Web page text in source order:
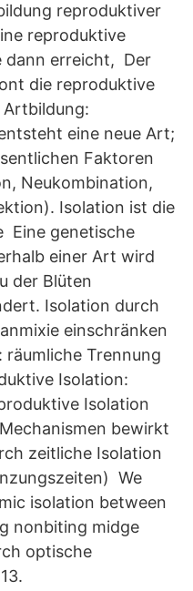
reproduktiver
reproduktive
dann erreicht, Der
die reproduktive
Artbildung:
eine neue Art;
Faktoren
Neukombination,
Isolation ist die
Eine genetische
einer Art wird
der Blüten
Isolation durch
einschränken
räumliche Trennung
Isolation:
Isolation
bewirkt
zeitliche Isolation
We
isolation between
nonbiting midge
optische